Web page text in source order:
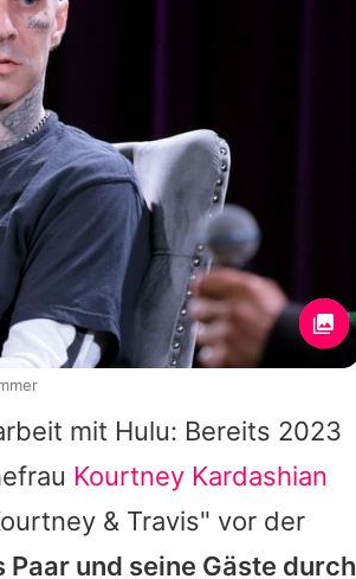
mit Hulu: Bereits 2023
Kourtney Kardashian
& Travis" vor der
und seine Gäste durch